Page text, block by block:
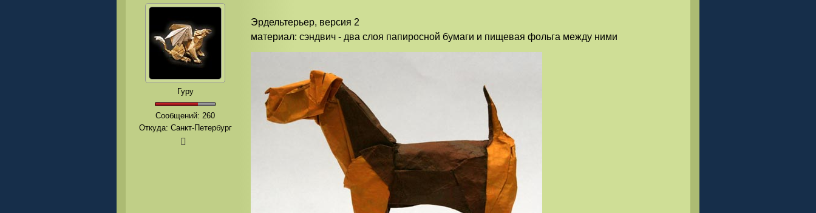
Гуру
Сообщений: 260
Откуда: Санкт-Петербург
Эрдельтерьер, версия 2
материал: сэндвич - два слоя папиросной бумаги и пищевая фольга между ними